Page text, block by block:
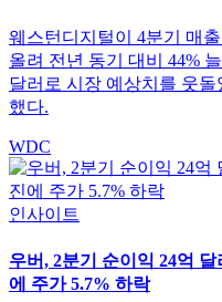
웨스턴디지털이 4분기 매
올려 전년 동기 대비 44%
달러로 시장 예상치를 웃
했다.
WDC
인사이트
우버, 2분기 순이익 24억
에 주가 5.7% 하락